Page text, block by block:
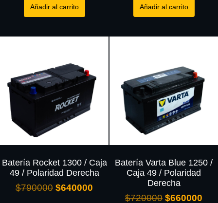
Añadir al carrito Añadir al carrito
Batería Rocket 1300 / Caja
49 / Polaridad Derecha
$790000 $640000
Batería Varta Blue 1250 /
Caja 49 / Polaridad
Derecha
$720000 $660000